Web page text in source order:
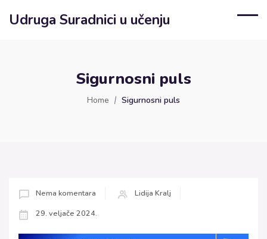
Udruga Suradnici u učenju
Sigurnosni puls
Home Sigurnosni puls
Nema komentara
Lidija Kralj
29. veljače 2024.